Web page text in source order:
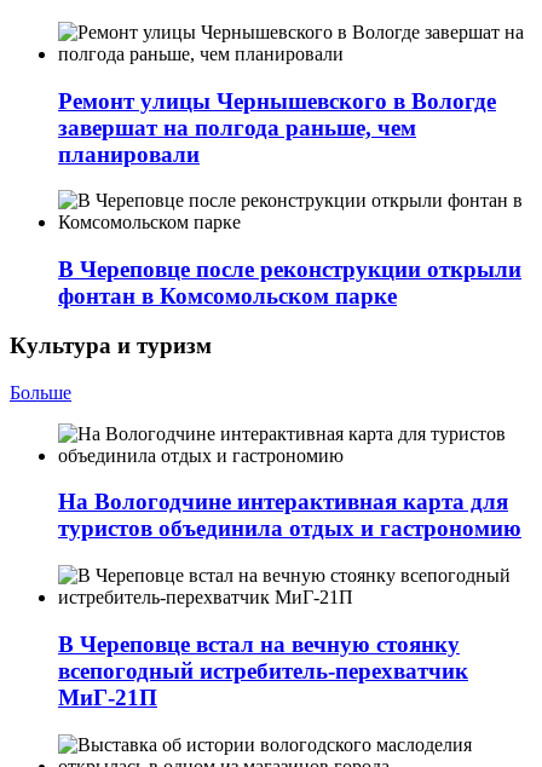
Ремонт улицы Чернышевского в Вологде
завершат на полгода раньше, чем
планировали
В Череповце после реконструкции открыли
фонтан в Комсомольском парке
Культура и туризм
Больше
На Вологодчине интерактивная карта для
туристов объединила отдых и гастрономию
В Череповце встал на вечную стоянку
всепогодный истребитель-перехватчик
МиГ‑21П